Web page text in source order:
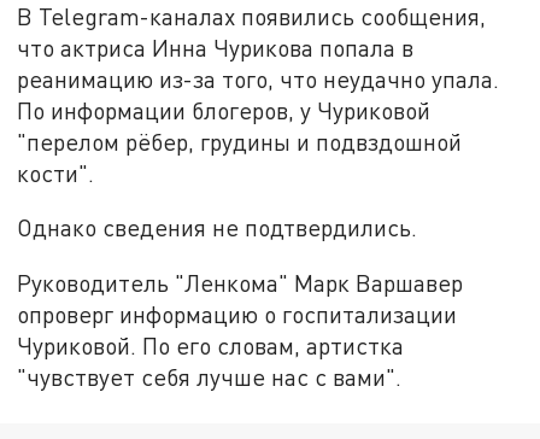
В Telegram-каналах появились сообщения,
что актриса Инна Чурикова попала в
реанимацию из-за того, что неудачно упала.
По информации блогеров, у Чуриковой
"перелом рёбер, грудины и подвздошной
кости".
Однако сведения не подтвердились.
Руководитель "Ленкома" Марк Варшавер
опроверг информацию о госпитализации
Чуриковой. По его словам, артистка
"чувствует себя лучше нас с вами".